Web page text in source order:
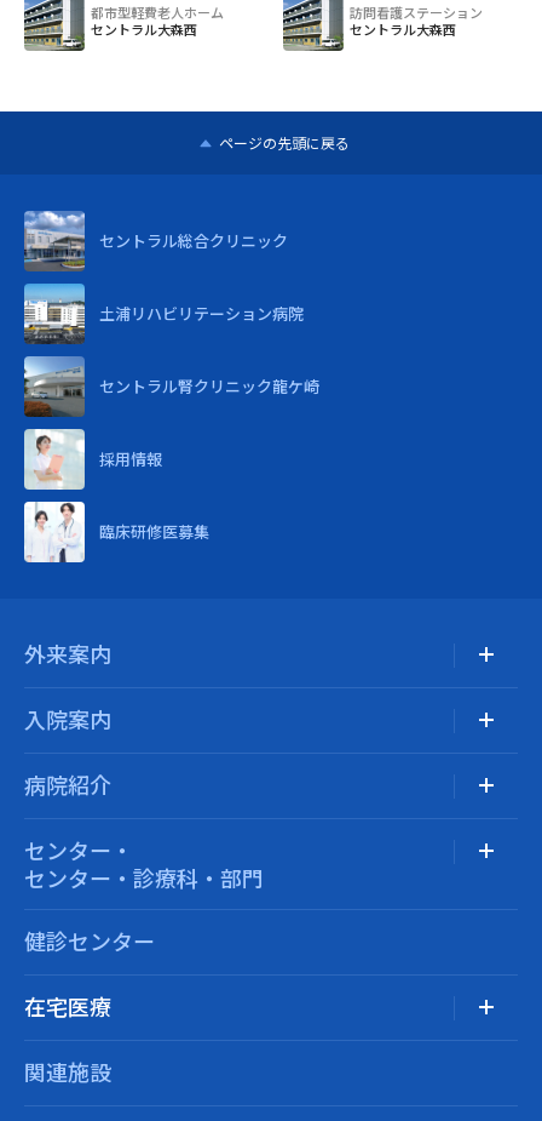
都市型軽費老人ホーム
セントラル大森西
訪問看護ステーション
セントラル大森西
ページの先頭に戻る
セントラル総合クリニック
土浦リハビリテーション病院
セントラル腎クリニック龍ケ崎
採用情報
臨床研修医募集
外来案内
入院案内
病院紹介
センター・
センター・診療科・部門
健診センター
在宅医療
関連施設